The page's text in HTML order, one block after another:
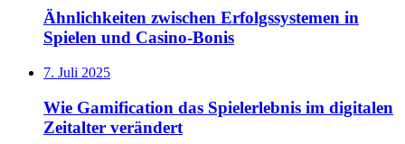
Ähnlichkeiten zwischen Erfolgssystemen in
Spielen und Casino‑Bonis
7. Juli 2025
Wie Gamification das Spielerlebnis im digitalen
Zeitalter verändert